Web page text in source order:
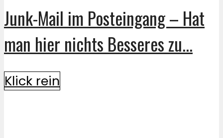
Junk-Mail im Posteingang – Hat
man hier nichts Besseres zu...
Klick rein